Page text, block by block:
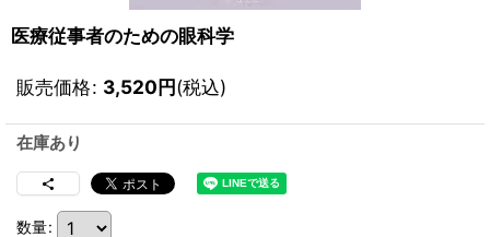
医療従事者のための眼科学
販売価格: 3,520円(税込)
在庫あり
数量: